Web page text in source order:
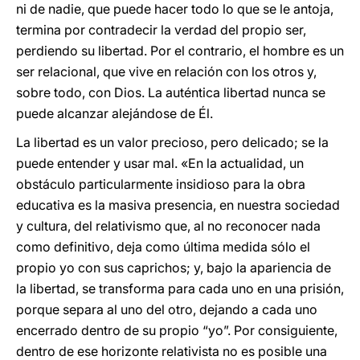
ni de nadie, que puede hacer todo lo que se le antoja,
termina por contradecir la verdad del propio ser,
perdiendo su libertad. Por el contrario, el hombre es un
ser relacional, que vive en relación con los otros y,
sobre todo, con Dios. La auténtica libertad nunca se
puede alcanzar alejándose de Él.
La libertad es un valor precioso, pero delicado; se la
puede entender y usar mal. «En la actualidad, un
obstáculo particularmente insidioso para la obra
educativa es la masiva presencia, en nuestra sociedad
y cultura, del relativismo que, al no reconocer nada
como definitivo, deja como última medida sólo el
propio yo con sus caprichos; y, bajo la apariencia de
la libertad, se transforma para cada uno en una prisión,
porque separa al uno del otro, dejando a cada uno
encerrado dentro de su propio “yo”. Por consiguiente,
dentro de ese horizonte relativista no es posible una